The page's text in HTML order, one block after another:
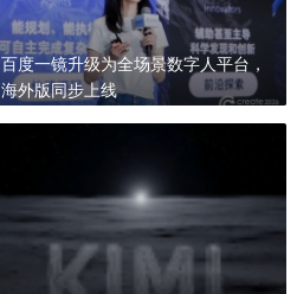
百度一镜升级为全场景数字人平台，
海外版同步上线